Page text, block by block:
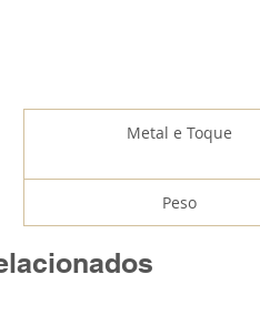
Metal e Toque
Peso